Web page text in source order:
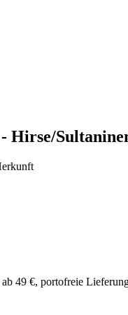
Hirse/
49 €, portofreie